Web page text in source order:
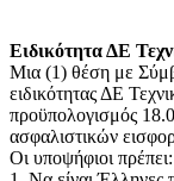
Ειδικότητα ΔΕ
Μια (1) θέση με
ειδικότητας ΔΕ
προϋπολογισμός
ασφαλιστικών
Οι υποψήφιοι πρέπει: